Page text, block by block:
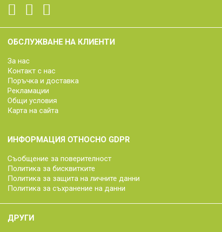
ОБСЛУЖВАНЕ НА КЛИЕНТИ
За нас
Контакт с нас
Поръчка и доставка
Рекламации
Общи условия
Карта на сайта
ИНФОРМАЦИЯ ОТНОСНО GDPR
Съобщение за поверителност
Политика за бисквитките
Политика за защита на личните данни
Политика за съхранение на данни
ДРУГИ